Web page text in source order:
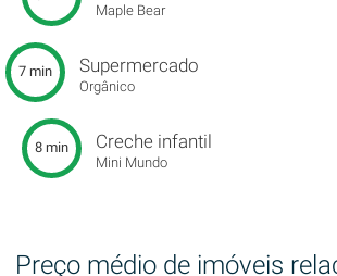
Maple Bear
7 min Supermercado
Orgânico
8 min Creche infantil
Mini Mundo
Preço médio de imóveis